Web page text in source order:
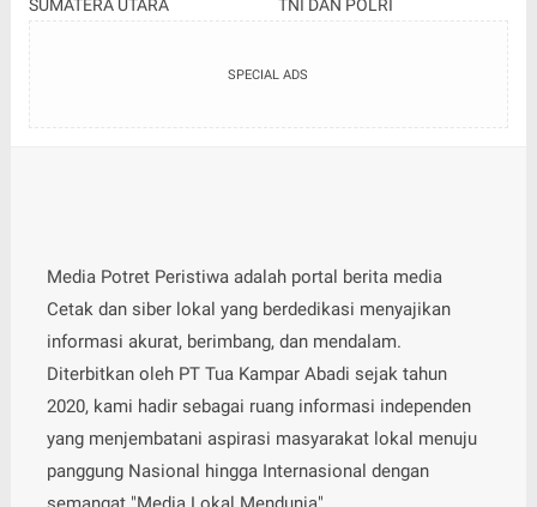
Cetak dan siber lokal yang berdedikasi menyajikan
Diterbitkan oleh PT Tua Kampar Abadi sejak tahun
semangat "Media Lokal Mendunia".
SITE LINKS
Categories
Subscription plans